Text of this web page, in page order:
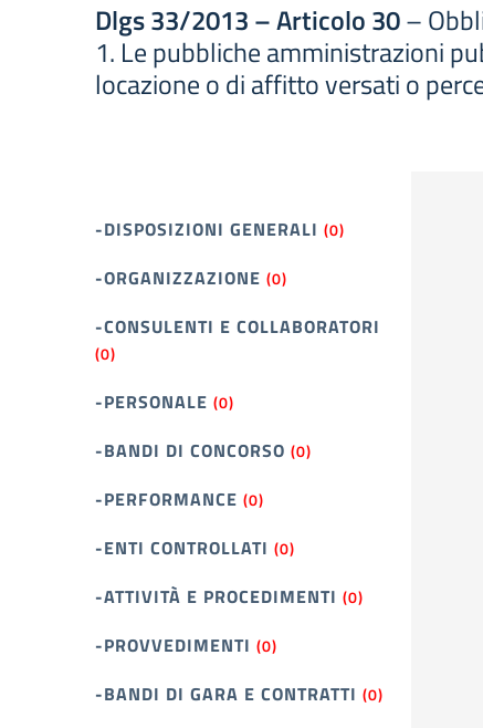
Dlgs 33/2013 – Articolo 30–
1. Le pubbliche amministrazioni
locazione o di affitto versati o
-DISPOSIZIONI GENERALI (0)
-ORGANIZZAZIONE (0)
-CONSULENTI E COLLABORATORI
(0)
-PERSONALE (0)
-BANDI DI CONCORSO (0)
-PERFORMANCE (0)
-ENTI CONTROLLATI (0)
-ATTIVITÀ E PROCEDIMENTI (0)
-PROVVEDIMENTI (0)
-BANDI DI GARA E CONTRATTI (0)